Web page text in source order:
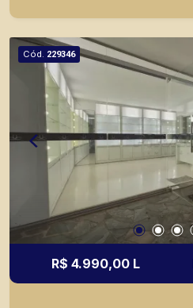
Preto.
Cód. 229346
R$ 4.990,00 L